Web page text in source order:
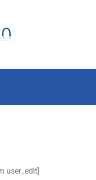
user_edit]